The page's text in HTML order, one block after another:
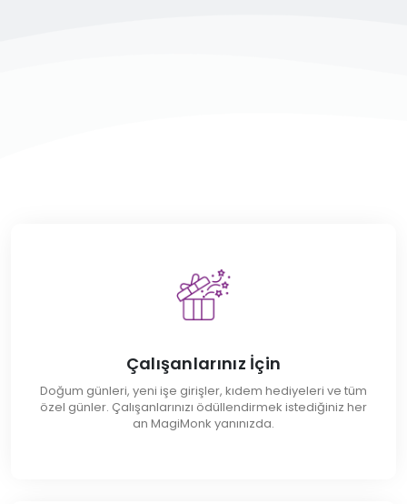
Çalışanlarınız İçin
Doğum günleri, yeni işe girişler, kıdem hediyeleri ve tüm
özel günler. Çalışanlarınızı ödüllendirmek istediğiniz her
an MagiMonk yanınızda.